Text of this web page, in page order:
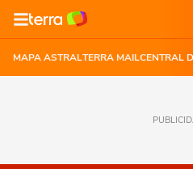
MAPA ASTRALTERRA MAILCENTRAL